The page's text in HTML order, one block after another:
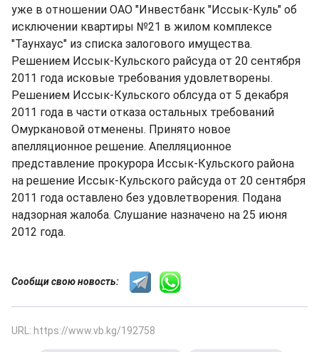
уже в отношении ОАО "Инвестбанк "Иссык-Куль" об
исключении квартиры №21 в жилом комплексе
"Таунхаус" из списка залогового имущества.
Решением Иссык-Кульского райсуда от 20 сентября
2011 года исковые требования удовлетворены.
Решением Иссык-Кульского облсуда от 5 декабря
2011 года в части отказа остальных требований
Омуркановой отменены. Принято новое
апелляционное решение. Апелляционное
представление прокурора Иссык-Кульского района
на решение Иссык-Кульского райсуда от 20 сентября
2011 года оставлено без удовлетворения. Подана
надзорная жалоба. Слушание назначено на 25 июня
2012 года.
Сообщи свою новость:
URL: https://www.vb.kg/192758